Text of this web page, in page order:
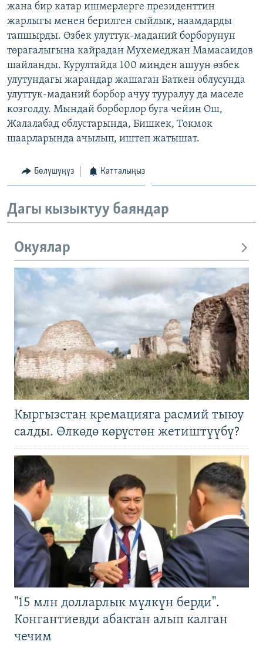
жана бир катар ишмерлерге президенттин
жарлыгы менен берилген сыйлык, наамдарды
тапшырды. Өзбек улуттук-маданий борборунун
төрагалыгына кайрадан Мухемеджан Мамасаидов
шайланды. Курултайда 100 миңден ашуун өзбек
улутундагы жарандар жашаган Баткен облусунда
улуттук-маданий борбор ачуу тууралуу да маселе
козголду. Мындай борборлор буга чейин Ош,
Жалалабад облустарында, Бишкек, Токмок
шаарларында ачылып, иштеп жатышат.
Бөлүшүңүз Катталыңыз
Дагы кызыктуу баяндар
Окуялар
Кыргызстан кремацияга расмий тыюу
салды. Өлкөдө көрүстөн жетиштүүбү?
"15 млн долларлык мүлкүн берди".
Конгантиевди абактан алып калган
чечим